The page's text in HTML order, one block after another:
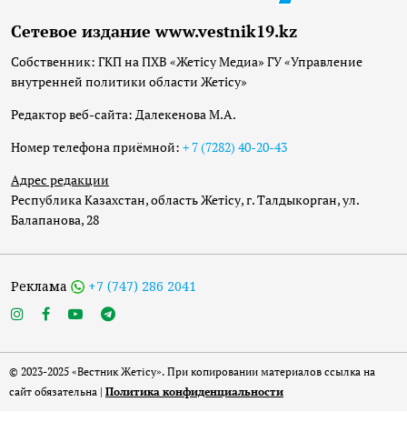
Сетевое издание www.vestnik19.kz
Собственник: ГКП на ПХВ «Жетісу Медиа» ГУ «Управление
внутренней политики области Жетісу»
Редактор веб-сайта: Далекенова М.А.
Номер телефона приёмной: + 7 (7282) 40-20-43
Адрес редакции
Республика Казахстан, область Жетісу, г. Талдыкорган, ул.
Балапанова, 28
Реклама +7 (747) 286 2041
© 2023-2025 «Вестник Жетісу». При копировании материалов ссылка на
сайт обязательна | Политика конфиденциальности